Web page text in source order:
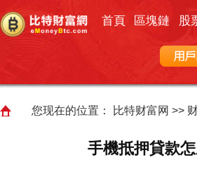
首頁 區塊鏈 股
您现在的位置： 比特财富网 >>
手機抵押貸款